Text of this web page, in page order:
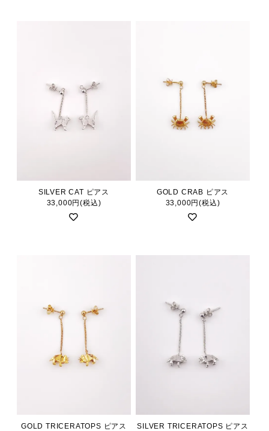
SILVER CAT ピアス
33,000円(税込)
GOLD CRAB ピアス
33,000円(税込)
GOLD TRICERATOPS ピアス
SILVER TRICERATOPS ピアス